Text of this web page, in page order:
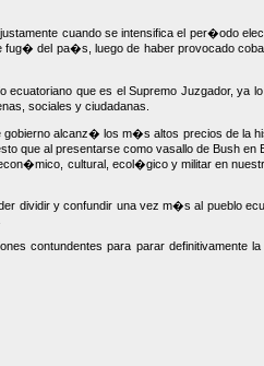
cuando se intensifica el per�odo
del pa�s, luego de haber provocado
que es el Supremo Juzgador, ya
sociales y ciudadanas.
alcanz� los m�s altos precios de la
que al presentarse como vasallo de Bush
cultural, ecol�gico y militar en
dividir y confundir una vez m�s al pueblo
contundentes para parar definitivamente